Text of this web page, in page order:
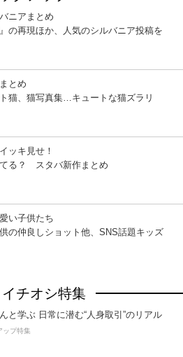
ニアまとめ
』の再現ほか、人気のシルバニア投稿を
とめ
猫、猫写真集…キュートな猫ズラリ
ッキ見せ！
る？ スタバ新作まとめ
い子供たち
の仲良しショット他、SNS話題キッズ
チオシ特集
と学ぶ 日常に潜む“人身取引”のリアル
ップ特集